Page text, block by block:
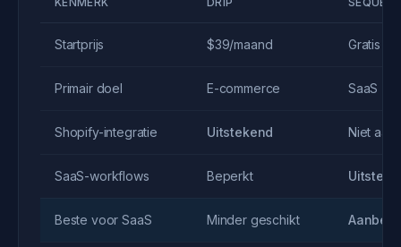
Startprijs $39/maand Gratis
Primair doel E-commerce SaaS
Shopify-integratie Uitstekend Niet
SaaS-workflows Beperkt
Beste voor SaaS Minder geschikt